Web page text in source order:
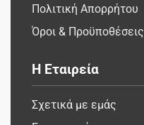
Πολιτική Απορρήτου
Όροι & Προϋποθέσεις
Η Εταιρεία
Σχετικά με εμάς